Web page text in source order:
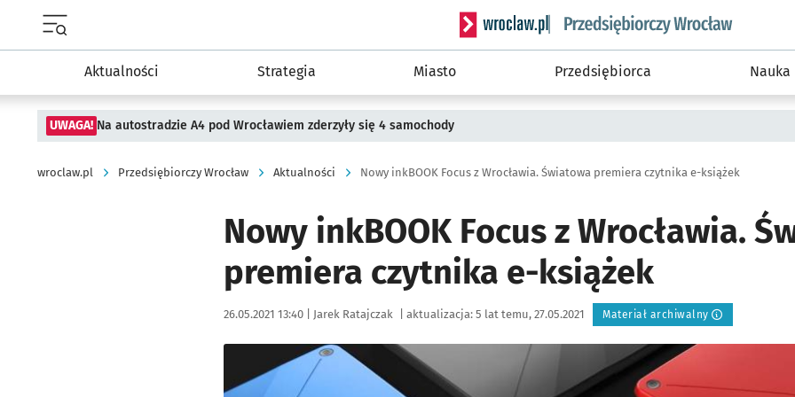
Serwis informacyjny wroclaw.pl podserwis:
Aktualności Strategia Miasto Przedsiębiorca Nauka
UWAGA! Na autostradzie A4 pod Wrocławiem zderzyły się 4 samochody
wroclaw.pl Przedsiębiorczy Wrocław Aktualności Nowy inkBOOK Focus z Wrocławia. Światowa premiera czytnika e-książek
Nowy inkBOOK Focus z Wrocławia.
premiera czytnika e-książek
Data publikacji:
26.05.2021 13:40 | Autor:
Jarek Ratajczak aktualizacja: 5 lat temu, 27.05.2021 Materiał archiwalny
Kliknij, aby powiększyć